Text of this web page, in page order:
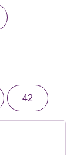
42